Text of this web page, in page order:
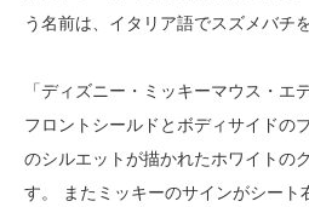
う名前は、イタリア語でスズメバチ
「ディズニー・ミッキーマウス・エ
フロントシールドとボディサイドの
のシルエットが描かれたホワイトの
す。 またミッキーのサインがシート